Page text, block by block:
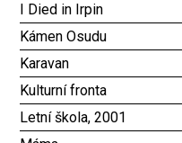
I Died in Irpin
Kámen Osudu
Karavan
Kulturní fronta
Letní škola, 2001